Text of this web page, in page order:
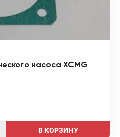
насоса XCMG
В КОРЗИНУ